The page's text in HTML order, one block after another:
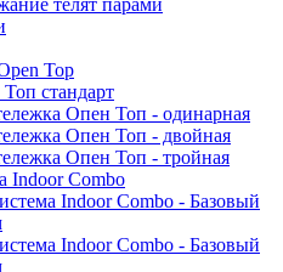
телят парами
Top
стандарт
Опен Топ - одинарная
Опен Топ - двойная
Опен Топ - тройная
Indoor Combo
Indoor Combo - Базовый
Indoor Combo - Базовый